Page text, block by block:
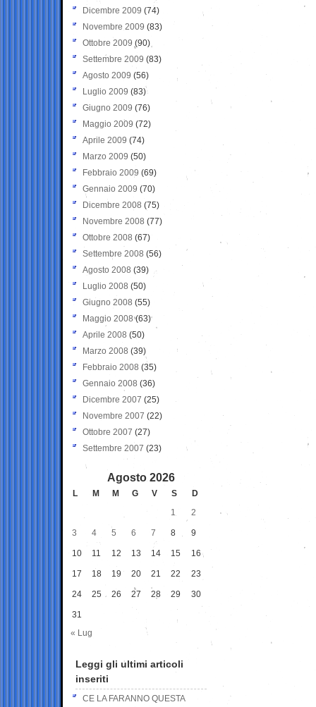
Dicembre 2009 (74)
Novembre 2009 (83)
Ottobre 2009 (90)
Settembre 2009 (83)
Agosto 2009 (56)
Luglio 2009 (83)
Giugno 2009 (76)
Maggio 2009 (72)
Aprile 2009 (74)
Marzo 2009 (50)
Febbraio 2009 (69)
Gennaio 2009 (70)
Dicembre 2008 (75)
Novembre 2008 (77)
Ottobre 2008 (67)
Settembre 2008 (56)
Agosto 2008 (39)
Luglio 2008 (50)
Giugno 2008 (55)
Maggio 2008(63)
Aprile 2008 (50)
Marzo 2008 (39)
Febbraio 2008 (35)
Gennaio 2008 (36)
Dicembre 2007 (25)
Novembre 2007 (22)
Ottobre 2007 (27)
Settembre 2007 (23)
Agosto 2026
L M M G V S
D
1
2
3 4 5 6 7 8 9
10 11 12 13 14 15 16
17 18 19 20 21 22 23
24 25 26 27 28 29 30
31
« Lug
Leggi gli ultimi articoli
inseriti
CE LA FARANNO QUESTA